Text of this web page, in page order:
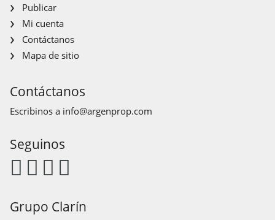
Publicar
Mi cuenta
Contáctanos
Mapa de sitio
Contáctanos
Escribinos a info@argenprop.com
Seguinos
Grupo Clarín